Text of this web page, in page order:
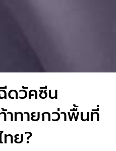
ดวัคซีน
ทายกว่าพื้นที่
ทย?